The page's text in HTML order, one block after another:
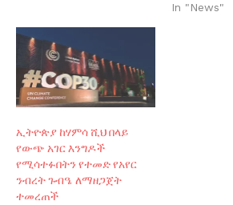
In "News"
ኢትዮጵያ ከሃምሳ ሺህ በላይ
የውጭ አገር እንግዶች
የሚሳተፉበትን የተመድ የአየር
ንብረት ጉብዔ ለማዘጋጀት
ተመረጠች